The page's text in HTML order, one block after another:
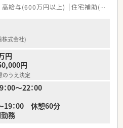
高給与(600万円以上) 住宅補助(手当)あり
株式会社)
円
円
のうえ決定
00～22：00
19：00 休憩60分
務